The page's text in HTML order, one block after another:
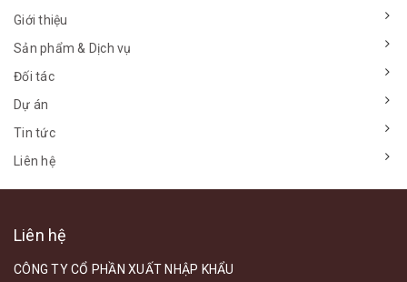
Giới thiệu
Sản phẩm & Dịch vụ
Đối tác
Dự án
Tin tức
Liên hệ
Liên hệ
CÔNG TY CỔ PHẦN XUẤT NHẬP KHẨU